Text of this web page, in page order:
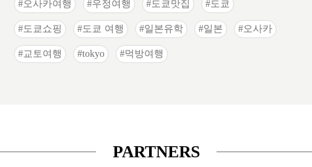
오사카여행 우정여행 도쿄맛집 도쿄
도쿄쇼핑 도쿄 여행 일본유학 일본 오사카
교토여행 tokyo 먹방여행
PARTNERS